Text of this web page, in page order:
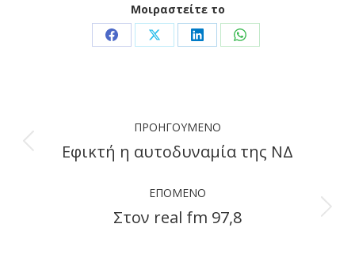
Μοιραστείτε το
Share Share Share Share
navigation
ΠΡΟΗΓΟΎΜΕΝΟ
Previous
Εφικτή η αυτοδυναμία της ΝΔ
ΕΠΌΜΕΝΟ
Next
Στον real fm 97,8